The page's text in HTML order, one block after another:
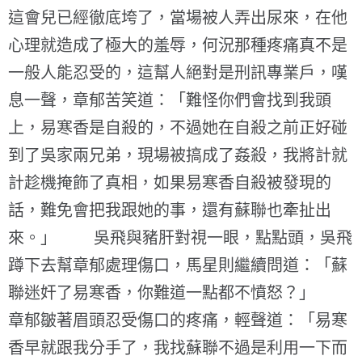
這會兒已經徹底垮了，當場被人弄出尿來，在他
心理就造成了極大的羞辱，何況那種疼痛真不是
一般人能忍受的，這幫人絕對是刑訊專業戶，嘆
息一聲，章郁苦笑道：「難怪你們會找到我頭
上，易寒香是自殺的，不過她在自殺之前正好碰
到了吳家兩兄弟，現場被搞成了姦殺，我將計就
計趁機掩飾了真相，如果易寒香自殺被發現的
話，難免會把我跟她的事，還有蘇聯也牽扯出
來。」 吳飛與豬肝對視一眼，點點頭，吳飛
蹲下去幫章郁處理傷口，馬星則繼續問道：「蘇
聯迷奸了易寒香，你難道一點都不憤怒？」
章郁皺著眉頭忍受傷口的疼痛，輕聲道：「易寒
香早就跟我分手了，我找蘇聯不過是利用一下而